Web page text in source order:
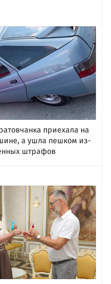
приехала на
а ушла пешком из-
штрафов